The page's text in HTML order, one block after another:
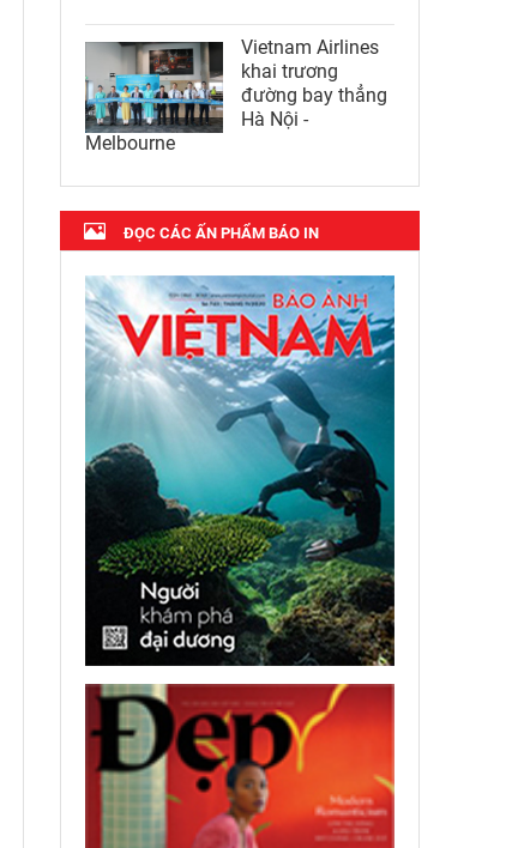
Vietnam Airlines
khai trương
đường bay thẳng
Hà Nội -
Melbourne
ĐỌC CÁC ẤN PHẨM BÁO IN